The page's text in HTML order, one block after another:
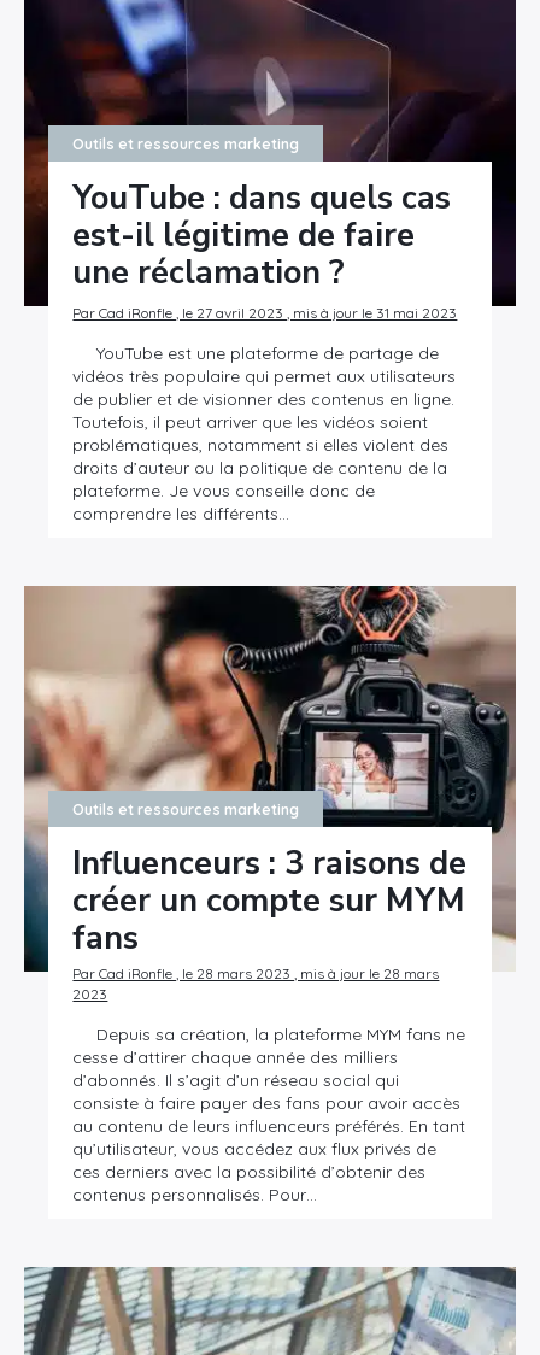
Outils et ressources marketing
YouTube : dans quels cas
est-il légitime de faire
une réclamation ?
Par Cad iRonfle , le 27 avril 2023 , mis à jour le 31 mai 2023
YouTube est une plateforme de partage de
vidéos très populaire qui permet aux utilisateurs
de publier et de visionner des contenus en ligne.
Toutefois, il peut arriver que les vidéos soient
problématiques, notamment si elles violent des
droits d’auteur ou la politique de contenu de la
plateforme. Je vous conseille donc de
comprendre les différents…
Outils et ressources marketing
Influenceurs : 3 raisons de
créer un compte sur MYM
fans
Par Cad iRonfle , le 28 mars 2023 , mis à jour le 28 mars
2023
Depuis sa création, la plateforme MYM fans ne
cesse d’attirer chaque année des milliers
d’abonnés. Il s’agit d’un réseau social qui
consiste à faire payer des fans pour avoir accès
au contenu de leurs influenceurs préférés. En tant
qu’utilisateur, vous accédez aux flux privés de
ces derniers avec la possibilité d’obtenir des
contenus personnalisés. Pour…
×